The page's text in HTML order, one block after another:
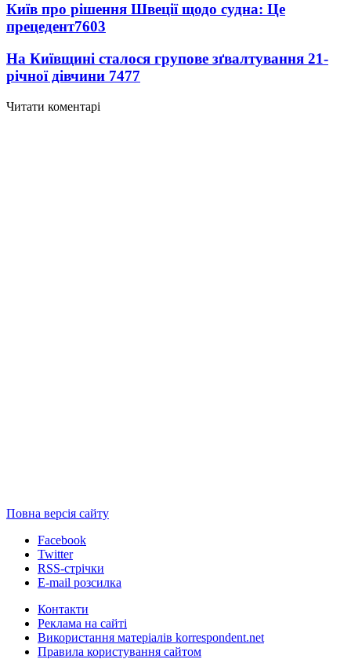
Київ про рішення Швеції щодо судна: Це
прецедент7603
На Київщині сталося групове зґвалтування 21-
річної дівчини 7477
Читати коментарі
Повна версія сайту
Facebook
Twitter
RSS-стрічки
E-mail розсилка
Контакти
Реклама на сайті
Використання матеріалів korrespondent.net
Правила користування сайтом